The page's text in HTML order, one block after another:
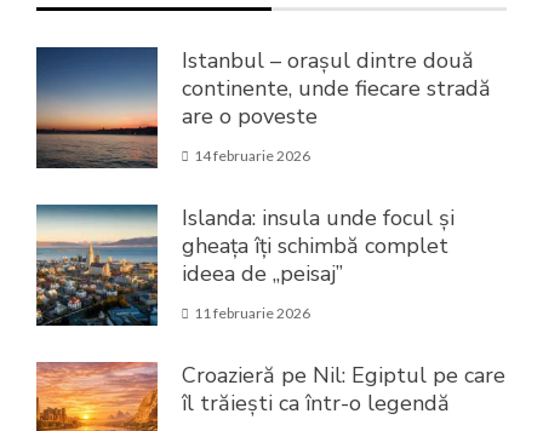
Istanbul – orașul dintre două
continente, unde fiecare stradă
are o poveste
14 februarie 2026
Islanda: insula unde focul și
gheața îți schimbă complet
ideea de „peisaj”
11 februarie 2026
Croazieră pe Nil: Egiptul pe care
îl trăiești ca într-o legendă